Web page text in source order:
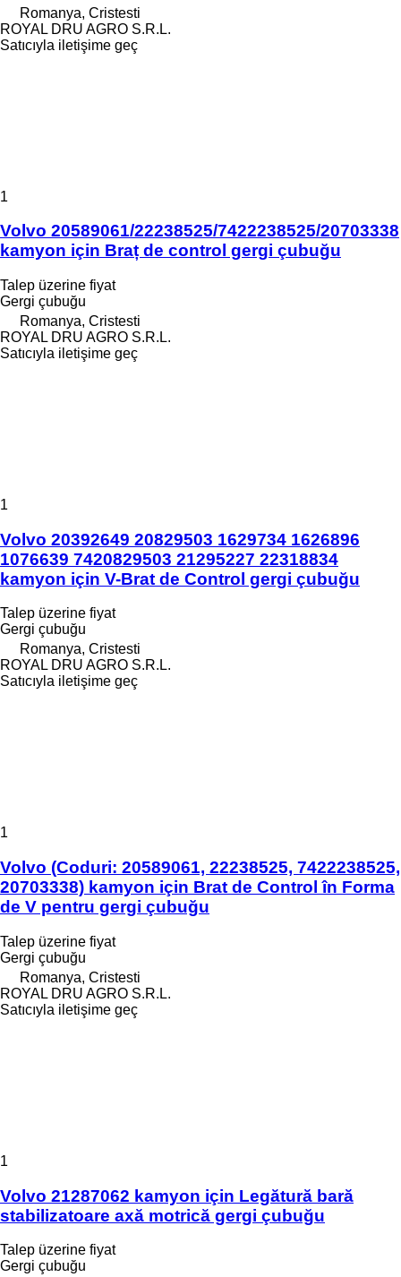
Romanya, Cristesti
ROYAL DRU AGRO S.R.L.
Satıcıyla iletişime geç
1
Volvo 20589061/22238525/7422238525/20703338
kamyon için Braț de control gergi çubuğu
Talep üzerine fiyat
Gergi çubuğu
Romanya, Cristesti
ROYAL DRU AGRO S.R.L.
Satıcıyla iletişime geç
1
Volvo 20392649 20829503 1629734 1626896
1076639 7420829503 21295227 22318834
kamyon için V-Brat de Control gergi çubuğu
Talep üzerine fiyat
Gergi çubuğu
Romanya, Cristesti
ROYAL DRU AGRO S.R.L.
Satıcıyla iletişime geç
1
Volvo (Coduri: 20589061, 22238525, 7422238525,
20703338) kamyon için Brat de Control în Forma
de V pentru gergi çubuğu
Talep üzerine fiyat
Gergi çubuğu
Romanya, Cristesti
ROYAL DRU AGRO S.R.L.
Satıcıyla iletişime geç
1
Volvo 21287062 kamyon için Legătură bară
stabilizatoare axă motrică gergi çubuğu
Talep üzerine fiyat
Gergi çubuğu